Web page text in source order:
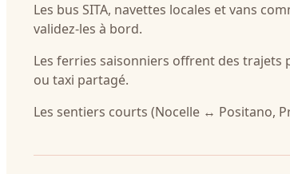
Les bus SITA, navettes locales et vans
validez-les à bord.
Les ferries saisonniers offrent des trajets
ou taxi partagé.
Les sentiers courts (Nocelle ↔ Positano,